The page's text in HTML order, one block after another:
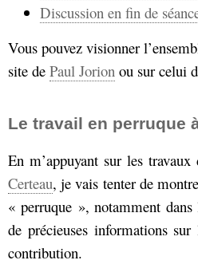
Discussion en fin de
Vous pouvez visionner
site de Paul Jorion ou sur celui
Le travail en perruque
En m’appuyant sur les
Certeau, je vais tenter de
« perruque », notamment
de précieuses informations
contribution.